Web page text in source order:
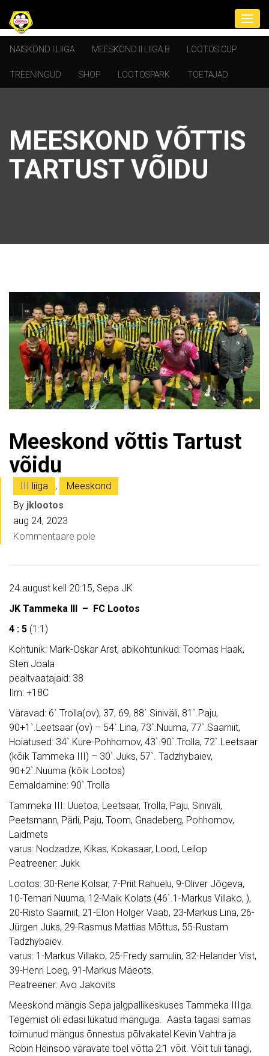
NAISKOND I LIIGA MEESKOND II LIIGA B LOOTOS CUP
TREENINGUD SHOP LOOTOSPARK TOETAJAD
MEESKOND VÕTTIS
TARTUST VÕIDU
Meeskond võttis Tartust
võidu
III liiga ,
Meeskond
By jklootos
aug 24, 2023
Kommentaare pole
24.august kell 20:15, Sepa JK
JK Tammeka III – FC Lootos
4 : 5 (1:1)
Kohtunik: Mark-Oskar Arst, abikohtunikud: Toomas Haak,
Sten Joala
pealtvaatajaid: 38
Ilm: +18C
Väravad: 6`.Trolla(ov), 37, 69, 88`.Siniväli, 81`.Paju,
90+1`.Leetsaar (ov) – 54`.Lina, 73`.Nuuma, 77`.Saarniit,
Hoiatused: 34`.Kure-Pohhomov, 43`.90`.Trolla, 72`.Leetsaar
(kõik Tammeka III) – 30`.Juks, 57`. Tadzhybaiev,
90+2`.Nuuma (kõik Lootos)
Eemaldamine: 90`.Trolla
Tammeka III: Uuetoa, Leetsaar, Trolla, Paju, Siniväli,
Peetsmann, Pärli, Paju, Toom, Gnadeberg, Pohhomov,
Laidmets
varus: Nodzadze, Kikas, Kokasaar, Lood, Leilop
Peatreener: Jukk
Lootos: 30-Rene Kolsar, 7-Priit Rahuelu, 9-Oliver Jõgeva,
10-Temari Nuuma, 12-Maik Kolats (46`.1-Markus Villako, ),
20-Risto Saarniit, 21-Elon Holger Vaab, 23-Markus Lina, 26-
Jürgen Juks, 29-Rasmus Mattias Mõttus, 55-Rustam
Tadzhybaiev.
varus: 1-Markus Villako, 25-Fredy samulin, 32-Helander Vist,
39-Henri Loeg, 91-Markus Mäeots.
Peatreener: Avo Jakovits
Meeskond mängis Sepa jalgpallikeskuses Tammeka IIIga.
Tegemist oli edasi lükatud mänguga. Aasta tagasi samas
toimunud mängus õnnestus põlvakatel Kevin Vahtra ja
Robin Heinsoo väravate toel võtta 2:1 võit. Võit tuli tänagi,